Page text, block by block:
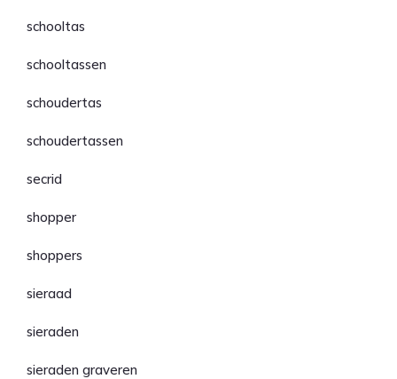
schooltas
schooltassen
schoudertas
schoudertassen
secrid
shopper
shoppers
sieraad
sieraden
sieraden graveren